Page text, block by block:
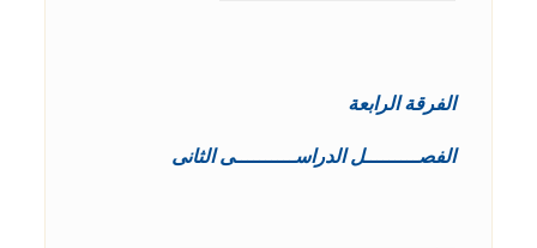
الفرقة الرابعة
الفصـــــــــل الدراســــــــــى الثانى